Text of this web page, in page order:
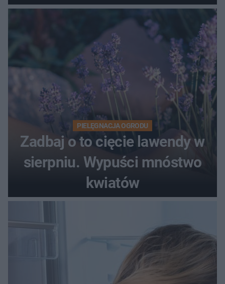
"Skandaliczna sytuacja"
PIELĘGNACJA OGRODU
Zadbaj o to cięcie lawendy w
sierpniu. Wypuści mnóstwo
kwiatów